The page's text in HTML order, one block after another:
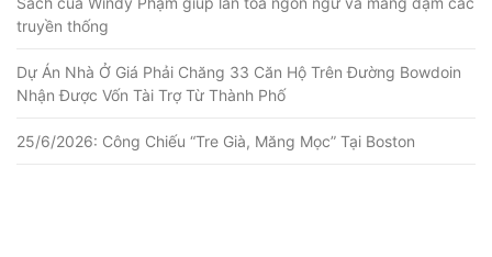
truyền thống
Dự Án Nhà Ở Giá Phải Chăng 33 Căn Hộ Trên Đường Bowdoin
Nhận Được Vốn Tài Trợ Từ Thành Phố
25/6/2026: Công Chiếu “Tre Già, Măng Mọc” Tại Boston